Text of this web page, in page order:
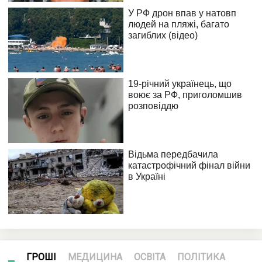
ГРОШІ МЕДИЦИНА ОСВІТА ПОЛІТИКА